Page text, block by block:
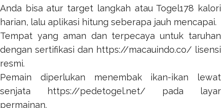
Anda bisa atur target langkah atau Togel178 kalori
harian, lalu aplikasi hitung seberapa jauh mencapai.
Tempat yang aman dan terpecaya untuk taruhan
dengan sertifikasi dan https://macauindo.co/ lisensi
resmi.
Pemain diperlukan menembak ikan-ikan lewat
senjata https://pedetogel.net/ pada layar
permainan.